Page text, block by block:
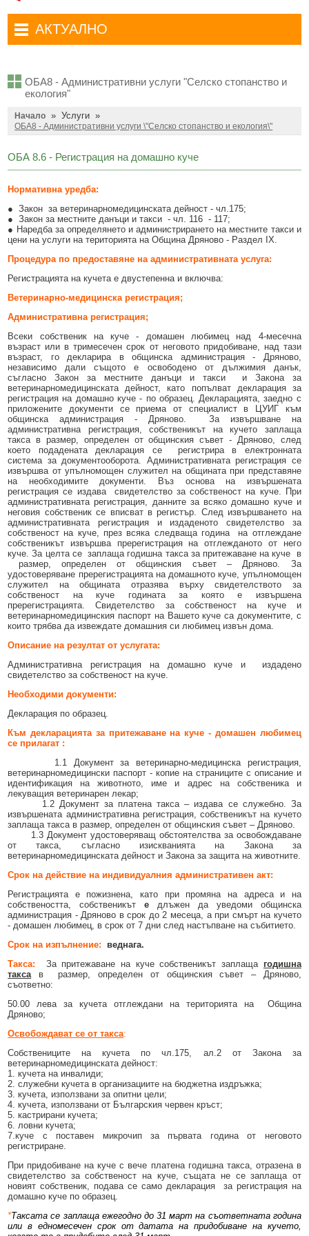
Достъп до информация
Антикорупция
Профил на купувача
Устройство на територията
Общинско предприятие Чисто Дряново
Общинско предприятие Зелено Дряново
Общинска собственост
Финанси и бюджет
Образование
Социални дейности
Здравеопазване
Спорт и младежки дейности
Проекти по европейски програми
Управление при кризи, обществен ред и сигурност
Политика лични данни
BG05SFPR001-1.004-0019-C01 „Утвърждаване на интеркултурното
образование в община Дряново“
Туристически маршрути
Туристически информационен център
Съобщения
ОБА8 - Административни услуги "Селско стопанство и
екология"
Начало »Услуги »
ОБА8 - Административни услуги \"Селско стопанство и екология\"
ОБА 8.6 - Регистрация на домашно куче
Нормативна уредба:
● Закон за ветеринарномедицинската дейност - чл.175;
● Закон за местните данъци и такси - чл. 116 - 117;
● Наредба за определянето и администрирането на местните такси и
цени на услуги на територията на Община Дряново - Раздел IX.
Процедура по предоставяне на административната услуга:
Регистрацията на кучета е двустепенна и включва:
Ветеринарно-медицинска регистрация;
Административна регистрация;
Всеки собственик на куче - домашен любимец над 4-месечна
възраст или в тримесечен срок от неговото придобиване, над тази
възраст, го декларира в общинска администрация - Дряново,
независимо дали същото е освободено от дължимия данък,
съгласно Закон за местните данъци и такси и Закона за
ветеринарномедицинската дейност, като попълват декларация за
регистрация на домашно куче - по образец. Декларацията, заедно с
приложените документи се приема от специалист в ЦУИГ към
общинска администрация - Дряново. За извършване на
административна регистрация, собственикът на кучето заплаща
такса в размер, определен от общинския съвет - Дряново, след
което подадената декларация се регистрира в електронната
система за документооборота. Административната регистрация се
извършва от упълномощен служител на общината при представяне
на необходимите документи. Въз основа на извършената
регистрация се издава свидетелство за собственост на куче. При
административната регистрация, данните за всяко домашно куче и
неговия собственик се вписват в регистър. След извършването на
административната регистрация и издаденото свидетелство за
собственост на куче, през всяка следваща година на отглеждане
собственикът извършва пререгистрация на отглежданото от него
куче. За целта се заплаща годишна такса за притежаване на куче в
размер, определен от общинския съвет – Дряново. За
удостоверяване пререгистрацията на домашното куче, упълномощен
служител на общината отразява върху свидетелството за
собственост на куче годината за която е извършена
пререгистрацията. Свидетелство за собственост на куче и
ветеринарномедицинския паспорт на Вашето куче са документите, с
които трябва да извеждате домашния си любимец извън дома.
Описание на резултат от услугата:
Административна регистрация на домашно куче и издадено
свидетелство за собственост на куче.
Необходими документи:
Декларация по образец.
Към декларацията за притежаване на куче - домашен любимец
се прилагат :
1.1 Документ за ветеринарно-медицинска регистрация,
ветеринарномедицински паспорт - копие на страниците с описание и
идентификация на животното, име и адрес на собственика и
лекуващия ветеринарен лекар;
1.2 Документ за платена такса – издава се служебно. За
извършената административна регистрация, собственикът на кучето
заплаща такса в размер, определен от общинския съвет – Дряново.
1.3 Документ удостоверяващ обстоятелства за освобождаване
от такса, съгласно изискванията на Закона за
ветеринарномедицинската дейност и Закона за защита на животните.
Срок на действие на индивидуалния административен акт:
Регистрацията е пожизнена, като при промяна на адреса и на
собствеността, собственикъте длъжен да уведоми общинска
администрация - Дряново в срок до 2 месеца, а при смърт на кучето
- домашен любимец, в срок от 7 дни след настъпване на събитието.
Срок на изпълнение:
веднага.
Такса:
За притежаване на куче собственикът заплаща годишна
таксав размер, определен от общинския съвет – Дряново,
съответно:
50.00 лева за кучета отглеждани на територията на Община
Дряново;
Освобождават се от такса:
Собствениците на кучета по чл.175, ал.2 от Закона за
ветеринарномедицинската дейност:
1. кучета на инвалиди;
2. служебни кучета в организациите на бюджетна издръжка;
3. кучета, използвани за опитни цели;
4. кучета, използвани от Българския червен кръст;
5. кастрирани кучета;
6. ловни кучета;
7.куче с поставен микрочип за първата година от неговото
регистриране.
При придобиване на куче с вече платена годишна такса, отразена в
свидетелство за собственост на куче, същата не се заплаща от
новият собственик, подава се само декларация за регистрация на
домашно куче по образец.
*Таксата се заплаща ежегодно до 31 март на съответната година
или в едномесечен срок от датата на придобиване на кучето,
Комплексно административно обслужване
АКТУАЛНО
Въвеждане на еврото в България
Местни избори 2023 година
COVID-19 (Коронавирус)
Приют за безстопанствени кучета
Красиво Дряново
Новини
Местни данъци и такси - информация и обяви
Проверка и плащане на задължения за данъци и такси
Списъци на длъжници
Търгове, конкурси и концесии
Културен календар
Мнения на гражданите